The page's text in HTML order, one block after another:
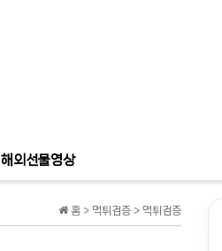
해외선물영상
홈 > 먹튀검증 > 먹튀검증